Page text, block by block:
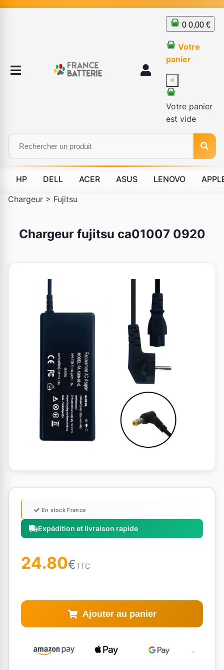
0 0,00 €
Votre
panier
×
Votre panier
est vide
HP DELL ACER ASUS LENOVO
Chargeur > Fujitsu
Chargeur fujitsu ca01007 0920
Expédition et livraison rapide
En stock France
24.80€TTC
Ajouter au panier